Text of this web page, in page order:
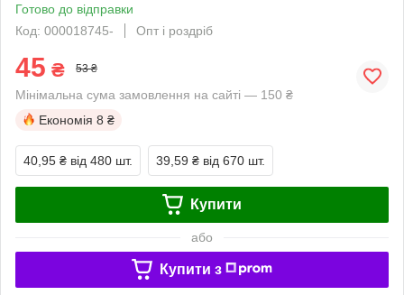
Готово до відправки
Код: 000018745-
Опт і роздріб
45 ₴ 53 ₴
Мінімальна сума замовлення на сайті — 150 ₴
Економія 8 ₴
40,95 ₴ від 480 шт. 39,59 ₴ від 670 шт.
Купити
або
Купити з